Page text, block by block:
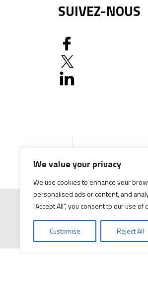
We value your privacy
We use cookies to enhance your
personalised ads or content, and
"Accept All", you consent to our use of
Customise Reject All
SUIVEZ-NOUS
Accueil Produits